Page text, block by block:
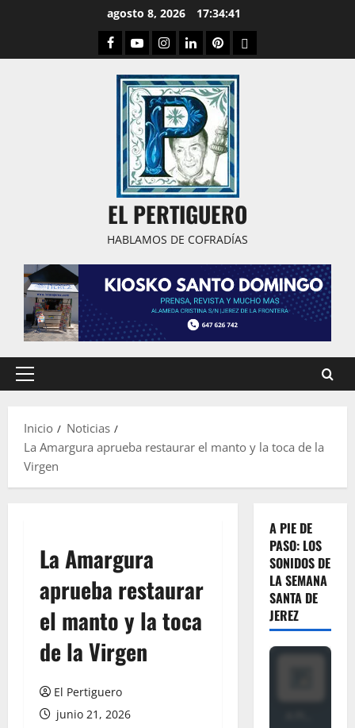
agosto 8, 2026 17:34:42
Facebook
YoutubeInstagram
LinkedPinterestDribbble
EL PERTIGUERO
HABLAMOS DE COFRADÍAS
Menú
Inicio
Noticias
La Amargura aprueba restaurar el manto y la toca de la
Virgen
La Amargura
aprueba restaurar
el manto y la toca
de la Virgen
El Pertiguero
junio 21, 2026
A PIE DE
PASO: LOS
SONIDOS DE
LA SEMANA
SANTA DE
JEREZ